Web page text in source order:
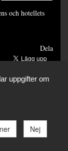
och hotellets
Dela
uppgifter om
Nej